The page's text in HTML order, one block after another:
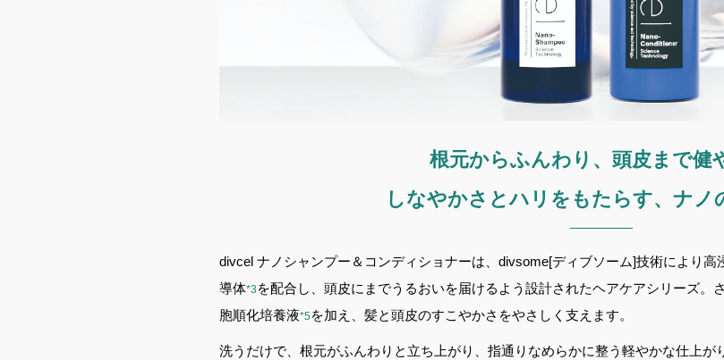
根元からふんわり、頭皮まで健
しなやかさとハリをもたらす、ナノ
divcel ナノシャンプー＆コンディショナーは、divsome[ディブソーム]技術により高
導体*3 を配合し、頭皮にまでうるおいを届けるよう設計されたヘアケアシリーズ。
胞順化培養液*5を加え、髪と頭皮のすこやかさをやさしく支えます。
洗うだけで、根元がふんわりと立ち上がり、指通りなめらかに整う軽やかな仕上